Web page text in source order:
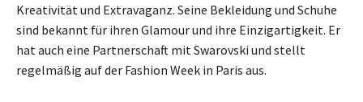
Kreativität und Extravaganz. Seine Bekleidung und Schuhe
sind bekannt für ihren Glamour und ihre Einzigartigkeit. Er
hat auch eine Partnerschaft mit Swarovski und stellt
regelmäßig auf der Fashion Week in Paris aus.